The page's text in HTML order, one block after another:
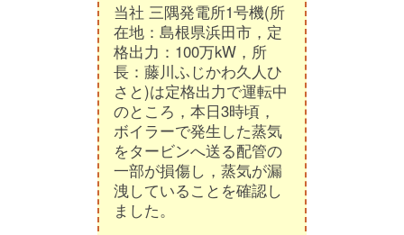
当社 三隅発電所1号機(所
在地：島根県浜田市，定
格出力：100万kW，所
長：藤川ふじかわ久人ひ
さと)は定格出力で運転中
のところ，本日3時頃，
ボイラーで発生した蒸気
をタービンへ送る配管の
一部が損傷し，蒸気が漏
洩していることを確認し
ました。